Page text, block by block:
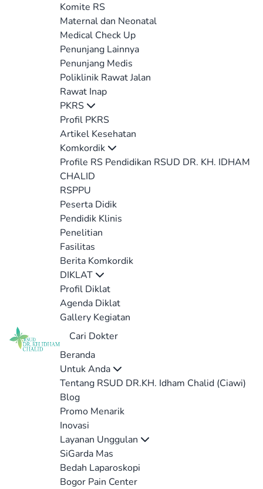
Komite RS
Maternal dan Neonatal
Medical Check Up
Penunjang Lainnya
Penunjang Medis
Poliklinik Rawat Jalan
Rawat Inap
PKRS
Profil PKRS
Artikel Kesehatan
Komkordik
Profile RS Pendidikan RSUD DR. KH. IDHAM
CHALID
RSPPU
Peserta Didik
Pendidik Klinis
Penelitian
Fasilitas
Berita Komkordik
DIKLAT
Profil Diklat
Agenda Diklat
Gallery Kegiatan
Cari Dokter
Beranda
Untuk Anda
Tentang RSUD DR.KH. Idham Chalid (Ciawi)
Blog
Promo Menarik
Inovasi
Layanan Unggulan
SiGarda Mas
Bedah Laparoskopi
Bogor Pain Center